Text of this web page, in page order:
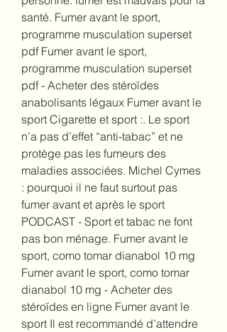
santé. Fumer avant le sport,
programme musculation superset
pdf Fumer avant le sport,
programme musculation superset
pdf - Acheter des stéroïdes
anabolisants légaux Fumer avant le
sport Cigarette et sport :. Le sport
n’a pas d’effet “anti-tabac” et ne
protège pas les fumeurs des
maladies associées. Michel Cymes
: pourquoi il ne faut surtout pas
fumer avant et après le sport
PODCAST - Sport et tabac ne font
pas bon ménage. Fumer avant le
sport, como tomar dianabol 10 mg
Fumer avant le sport, como tomar
dianabol 10 mg - Acheter des
stéroïdes en ligne Fumer avant le
sport Il est recommandé d’attendre